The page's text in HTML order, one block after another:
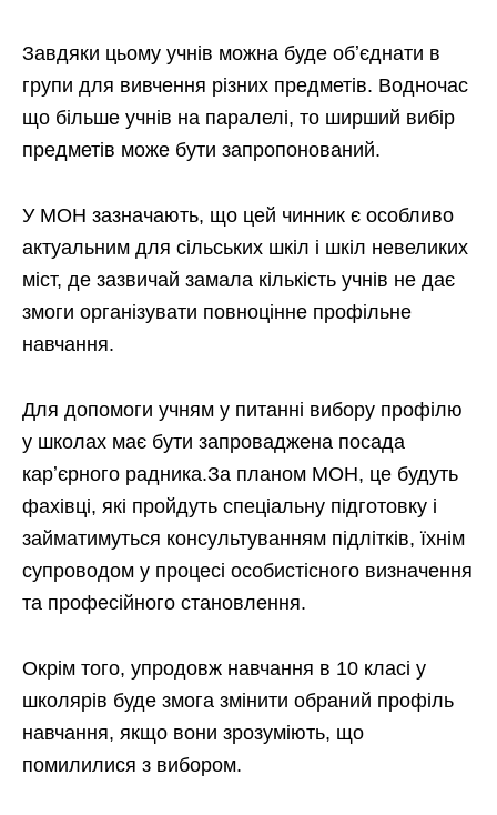
Завдяки цьому учнів можна буде обʼєднати в
групи для вивчення різних предметів. Водночас
що більше учнів на паралелі, то ширший вибір
предметів може бути запропонований.
У МОН зазначають, що цей чинник є особливо
актуальним для сільських шкіл і шкіл невеликих
міст, де зазвичай замала кількість учнів не дає
змоги організувати повноцінне профільне
навчання.
Для допомоги учням у питанні вибору профілю
у школах має бути запроваджена посада
карʼєрного радника.За планом МОН, це будуть
фахівці, які пройдуть спеціальну підготовку і
займатимуться консультуванням підлітків, їхнім
супроводом у процесі особистісного визначення
та професійного становлення.
Окрім того, упродовж навчання в 10 класі у
школярів буде змога змінити обраний профіль
навчання, якщо вони зрозуміють, що
помилилися з вибором.